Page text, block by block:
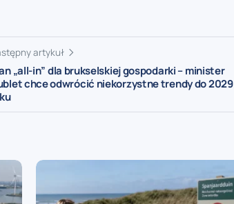
artykuł
„all-in” dla brukselskiej gospodarki – minister
chce odwrócić niekorzystne trendy do 2029